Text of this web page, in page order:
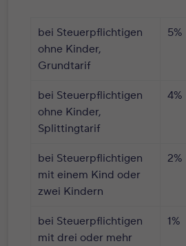
bei Steuerpflichtigen
ohne Kinder,
Grundtarif
5%
bei Steuerpflichtigen
ohne Kinder,
Splittingtarif
4%
bei Steuerpflichtigen
mit einem Kind oder
zwei Kindern
2%
bei Steuerpflichtigen
mit drei oder mehr
1%